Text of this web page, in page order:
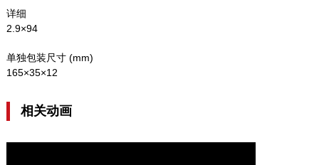
详细
2.9×94
单独包装尺寸 (mm)
165×35×12
相关动画